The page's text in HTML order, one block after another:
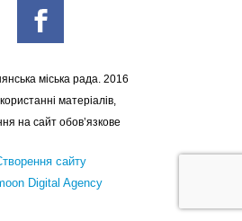
міська рада. 2016
матеріалів,
на сайт обов’язкове
сайту
Digital Agency